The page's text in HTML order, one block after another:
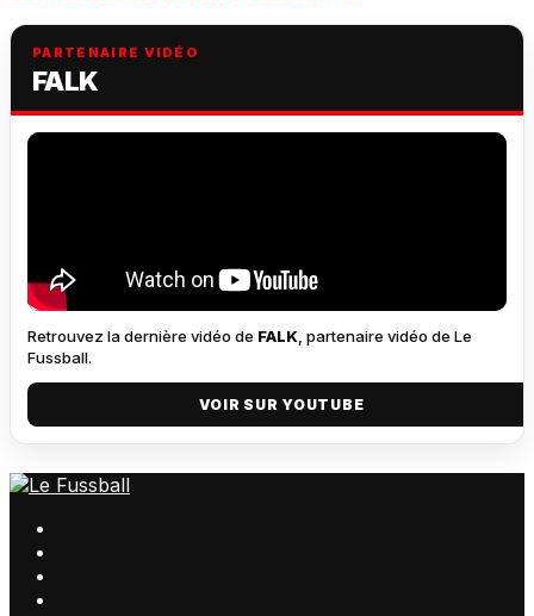
PARTENAIRE VIDÉO
FALK
Retrouvez la dernière vidéo de FALK , partenaire vidéo de Le
Fussball.
VOIR SUR YOUTUBE